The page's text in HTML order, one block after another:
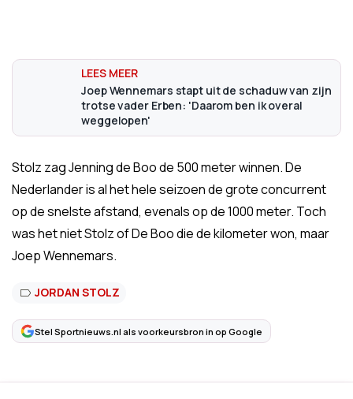
Joep Wennemars stapt uit de schaduw van zijn
trotse vader Erben: 'Daarom ben ik overal
weggelopen'
Stolz zag Jenning de Boo de 500 meter winnen. De
Nederlander is al het hele seizoen de grote concurrent
op de snelste afstand, evenals op de 1000 meter. Toch
was het niet Stolz of De Boo die de kilometer won, maar
Joep Wennemars.
JORDAN STOLZ
Stel Sportnieuws.nl als voorkeursbron in op Google